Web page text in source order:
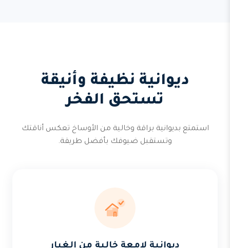
ديوانية نظيفة وأنيقة
تستحق الفخر
استمتع بديوانية براقة وخالية من الأوساخ تعكس أناقتك
وتستقبل ضيوفك بأفضل طريقة.